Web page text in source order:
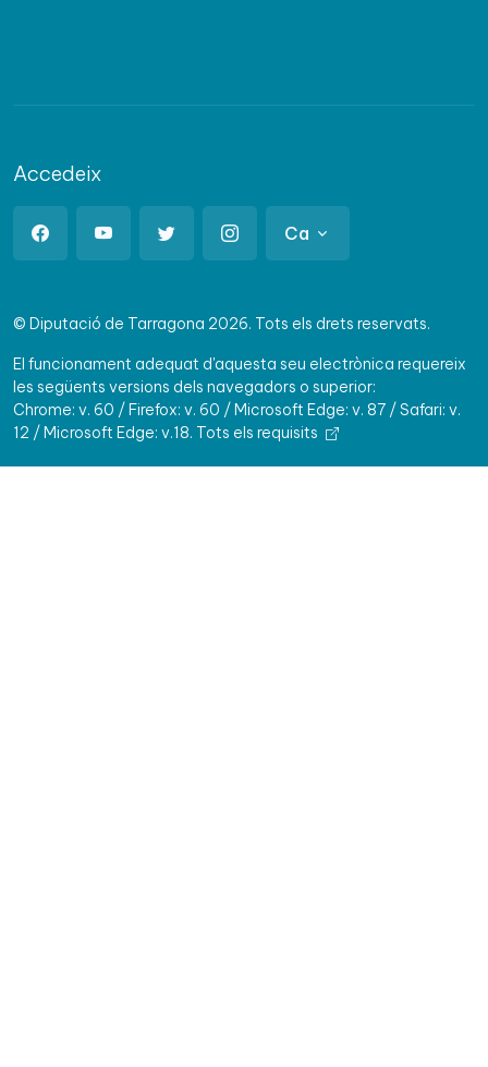
Accedeix
Ca
© Diputació de Tarragona 2026. Tots els drets reservats.
El funcionament adequat d'aquesta seu electrònica requereix
les següents versions dels navegadors o superior:
Chrome: v. 60 / Firefox: v. 60 / Microsoft Edge: v. 87 / Safari: v.
12 / Microsoft Edge: v.18. Tots els requisits